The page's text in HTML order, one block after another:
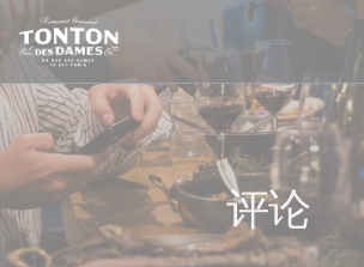
Cookie管理面板
评论